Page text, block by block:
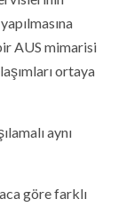
AUS mimarisi
ortaya
aynı
göre farklı